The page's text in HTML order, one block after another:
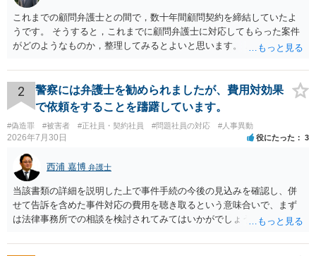
これまでの顧問弁護士との間で，数十年間顧問契約を締結していたよ
うです。 そうすると，これまでに顧問弁護士に対応してもらった案件
がどのようなものか，整理してみるとよいと思います。 これにより，
事務所を比較した上で，弁護士と面談をする際，そのような案件に対
応してもらえるのかが重要だと思います。 ただ，組合員の相談内容に
ついて，分野を絞っているのか，それともどのような分野でもよいと
いうことで法律相談を依頼しているかの観点も重要です。 組合員とす
れば，相談だけではなく，できれば受任まで考えている場合も多いと
思います。 そうすると，労働組合としての相談だけではなく，基本的
に全ての分野を対象にして考える必要もあるかもしれません。 そうで
ないと，相談内容によって，対応が変わってしまうこともあると思い
ます。 組合員の相談についても，基本的に受任まで考えてもらえるこ
とができるのかも検討要素の一つかもしれません。
2
警察には弁護士を勧められましたが、費用対効果
で依頼をすることを躊躇しています。
#偽造罪 #被害者 #正社員・契約社員 #問題社員の対応 #人事異動
2026年7月30日 役にたった 3
西浦 嘉博 弁護士
当該書類の詳細を説明した上で事件手続の今後の見込みを確認し、併
せて告訴を含めた事件対応の費用を聴き取るという意味合いで、まず
は法律事務所での相談を検討されてみてはいかがでしょうか。 上記、